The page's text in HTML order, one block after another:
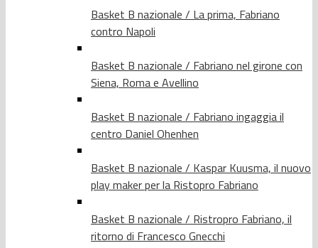
Basket B nazionale / La prima, Fabriano
contro Napoli
Basket B nazionale / Fabriano nel girone con
Siena, Roma e Avellino
Basket B nazionale / Fabriano ingaggia il
centro Daniel Ohenhen
Basket B nazionale / Kaspar Kuusma, il nuovo
play maker per la Ristopro Fabriano
Basket B nazionale / Ristropro Fabriano, il
ritorno di Francesco Gnecchi